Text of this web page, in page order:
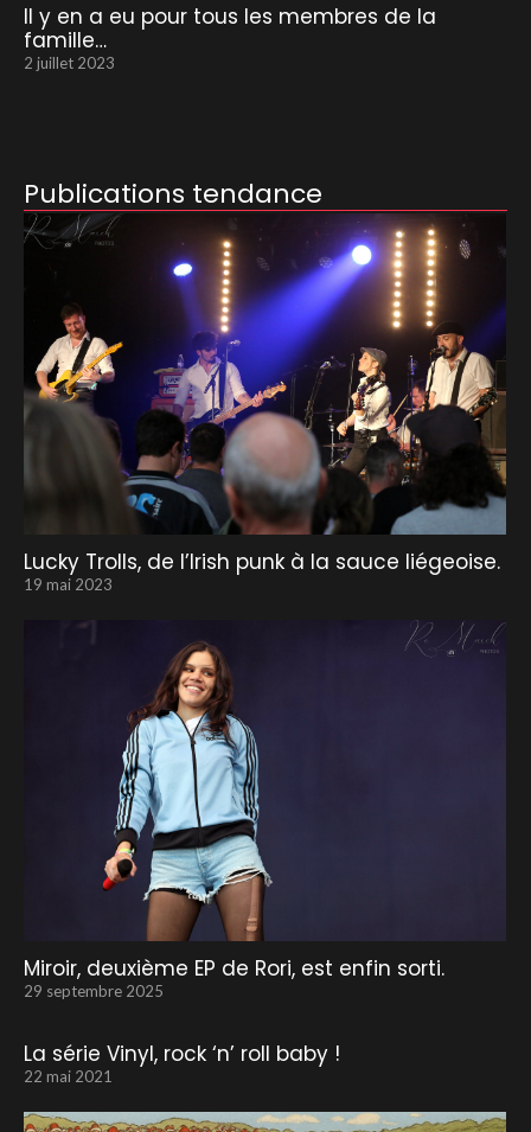
Il y en a eu pour tous les membres de la
famille…
2 juillet 2023
Publications tendance
Lucky Trolls, de l’Irish punk à la sauce liégeoise.
19 mai 2023
Miroir, deuxième EP de Rori, est enfin sorti.
29 septembre 2025
La série Vinyl, rock ‘n’ roll baby !
22 mai 2021